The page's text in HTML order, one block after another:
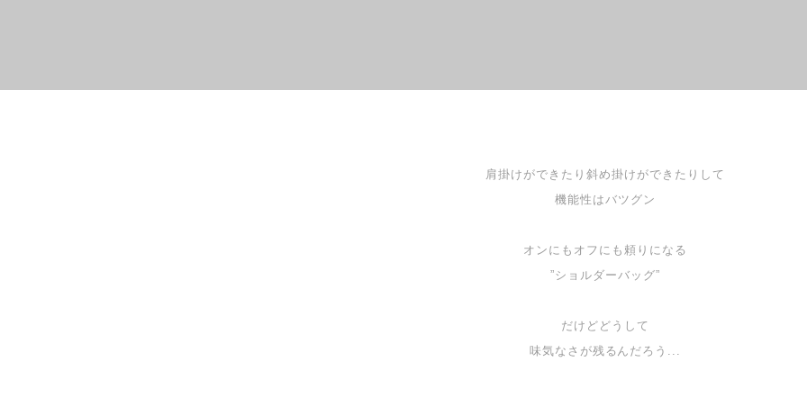
肩掛けができたり斜め掛けができたりして
機能性はバツグン
オンにもオフにも頼りになる
”ショルダーバッグ”
だけどどうして
味気なさが残るんだろう...